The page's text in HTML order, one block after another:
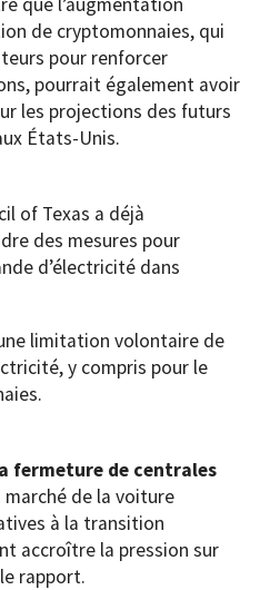
de cryptomonnaies, qui
pour renforcer
pourrait également avoir
les projections des futurs
États-Unis.
of Texas a déjà
des mesures pour
d’électricité dans
limitation volontaire de
y compris pour le
fermeture de centrales
marché de la voiture
à la transition
accroître la pression sur
rapport.